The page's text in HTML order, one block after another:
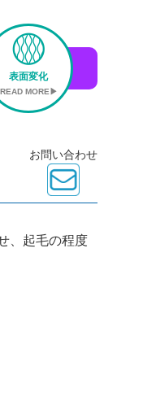
表面変化
READ MORE▶
お問い合わせ
、起毛の程度